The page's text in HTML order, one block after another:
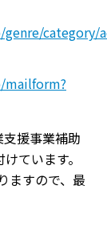
援事業補助
ています。
ますので、最